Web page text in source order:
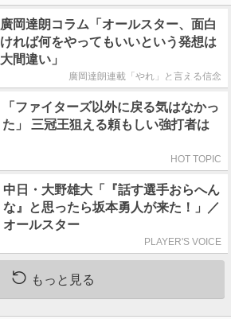
廣岡達朗コラム「オールスター、面白
ければ何をやってもいいという発想は
大間違い」
廣岡達朗連載「やれ」と言える信念
「ファイターズ以外に戻る気はなかっ
た」 三冠王狙える頼もしい強打者は
HOT TOPIC
中日・大野雄大「『話す選手おらへん
な』と思ったら坂本勇人が来た！」／
オールスター
PLAYER'S VOICE
もっと見る